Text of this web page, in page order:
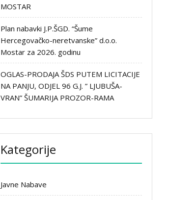
MOSTAR
Plan nabavki J.P.ŠGD. “Šume
Hercegovačko-neretvanske” d.o.o.
Mostar za 2026. godinu
OGLAS-PRODAJA ŠDS PUTEM LICITACIJE
NA PANJU, ODJEL 96 G.J. ” LJUBUŠA-
VRAN” ŠUMARIJA PROZOR-RAMA
Kategorije
Javne Nabave